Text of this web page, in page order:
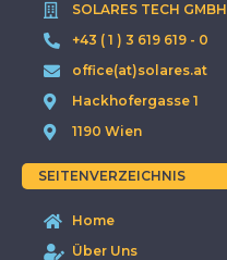
SOLARES TECH GMBH
+43 ( 1 ) 3 619 619 - 0
office(at)solares.at
Hackhofergasse 1
1190 Wien
SEITENVERZEICHNIS
Home
Über Uns